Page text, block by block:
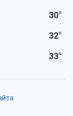
30°
32°
33°